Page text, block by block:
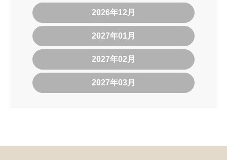
2026年12月
2027年01月
2027年02月
2027年03月